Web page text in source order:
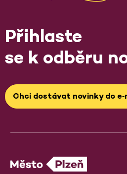
Přihlaste
se k odběru
Chci dostávat novinky do